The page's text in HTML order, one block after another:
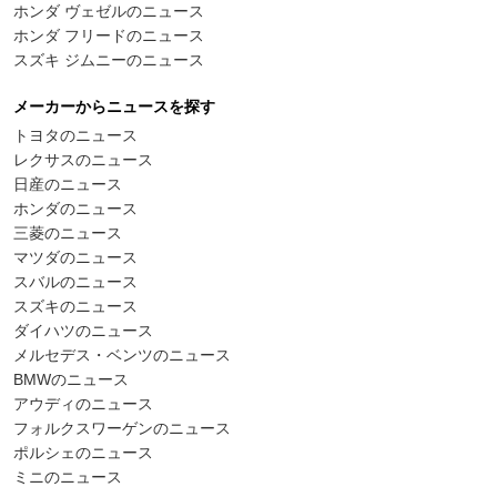
ホンダ ヴェゼルのニュース
ホンダ フリードのニュース
スズキ ジムニーのニュース
メーカーからニュースを探す
トヨタのニュース
レクサスのニュース
日産のニュース
ホンダのニュース
三菱のニュース
マツダのニュース
スバルのニュース
スズキのニュース
ダイハツのニュース
メルセデス・ベンツのニュース
BMWのニュース
アウディのニュース
フォルクスワーゲンのニュース
ポルシェのニュース
ミニのニュース